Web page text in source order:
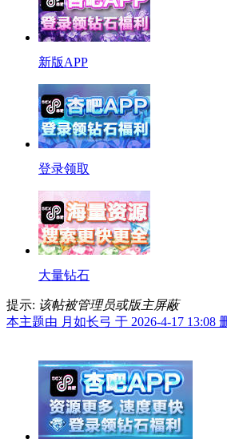
新版APP
登录领取
大量钻石
提示: 该帖被管理员或版主屏蔽
本主题由 月如长弓 于 2026-4-17 13:08